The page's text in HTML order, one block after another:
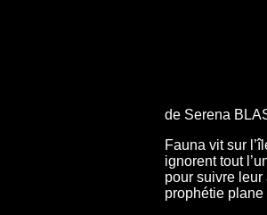
de Serena
Fauna vit sur
ignorent tout
pour suivre leur
prophétie plane